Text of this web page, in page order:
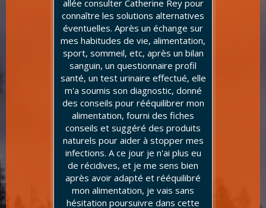
allée consulter Catherine Rey pour
connaître les solutions alternatives
éventuelles. Après un échange sur
mes habitudes de vie, alimentation,
sport, sommeil, etc, après un bilan
sanguin, un questionnaire profil
santé, un test urinaire effectué, elle
m'a soumis son diagnostic, donné
des conseils pour rééquilibrer mon
alimentation, fourni des fiches
conseils et suggéré des produits
naturels pour aider à stopper mes
infections. A ce jour je n'ai plus eu
de récidives, et je me sens bien
après avoir adapté et rééquilibré
mon alimentation, je vais sans
hésitation poursuivre dans cette